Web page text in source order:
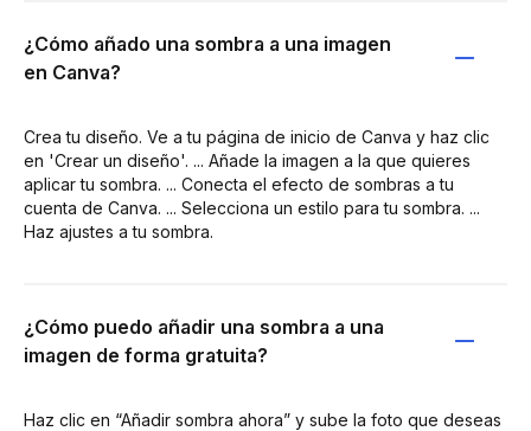
¿Cómo añado una sombra a una imagen
en Canva?
Crea tu diseño. Ve a tu página de inicio de Canva y haz clic
en 'Crear un diseño'. ... Añade la imagen a la que quieres
aplicar tu sombra. ... Conecta el efecto de sombras a tu
cuenta de Canva. ... Selecciona un estilo para tu sombra. ...
Haz ajustes a tu sombra.
¿Cómo puedo añadir una sombra a una
imagen de forma gratuita?
Haz clic en “Añadir sombra ahora” y sube la foto que deseas